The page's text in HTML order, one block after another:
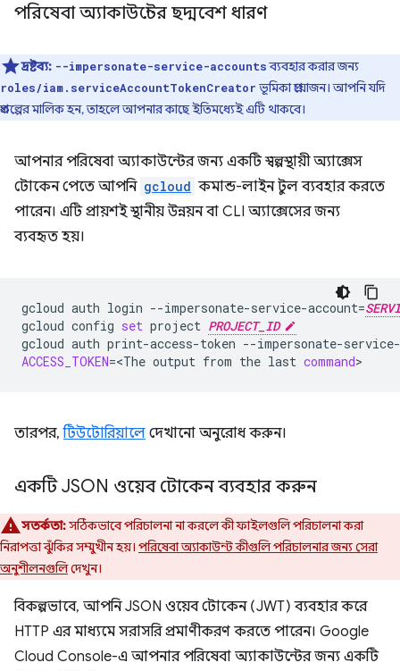
পরিষেবা অ্যাকাউন্টের ছদ্মবেশ ধারণ
দ্রষ্টব্য: --impersonate-service-accountsব্যবহার করার জন্য
roles/iam.serviceAccountTokenCreator ভূমিকা প্রয়োজন। আপনি যদি
প্রকল্পের মালিক হন, তাহলে আপনার কাছে ইতিমধ্যেই এটি থাকবে।
আপনার পরিষেবা অ্যাকাউন্টের জন্য একটি স্বল্পস্থায়ী অ্যাক্সেস
টোকেন পেতে আপনি gcloud কমান্ড-লাইন টুল ব্যবহার করতে
পারেন। এটি প্রায়শই স্থানীয় উন্নয়ন বা CLI অ্যাক্সেসের জন্য
ব্যবহৃত হয়।
gcloud auth login --impersonate-service-account=
gcloud config set project PROJECT_ID
gcloud auth print-access-token --impersonate-
ACCESS_TOKEN=<The output from the last command
তারপর,টিউটোরিয়ালে দেখানো অনুরোধ করুন।
একটি JSON ওয়েব টোকেন ব্যবহার করুন
সতর্কতা:সঠিকভাবে পরিচালনা না করলে কী ফাইলগুলি পরিচালনা করা
নিরাপত্তা ঝুঁকির সম্মুখীন হয়। পরিষেবা অ্যাকাউন্ট কীগুলি পরিচালনার জন্য সেরা
অনুশীলনগুলিদেখুন।
বিকল্পভাবে, আপনি JSON ওয়েব টোকেন (JWT) ব্যবহার করে
HTTP এর মাধ্যমে সরাসরি প্রমাণীকরণ করতে পারেন। Google
Cloud Console-এ আপনার পরিষেবা অ্যাকাউন্টের জন্য একটি